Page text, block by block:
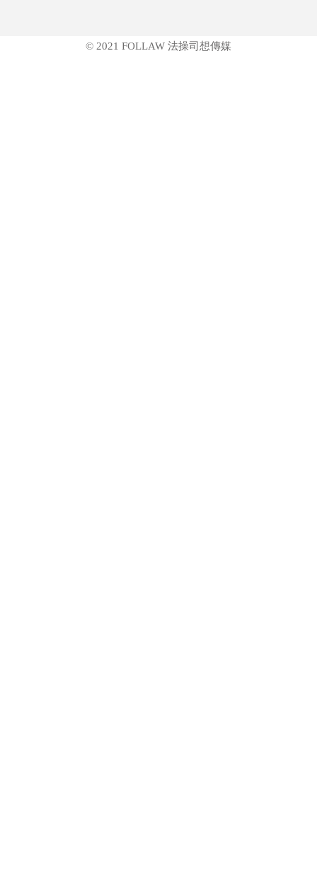
© 2021 FOLLAW 法操司想傳媒